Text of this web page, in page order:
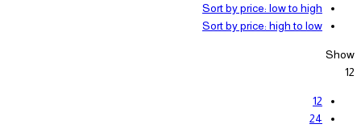
Sort by price: low to high
Sort by price: high to low
Show
12
12
24